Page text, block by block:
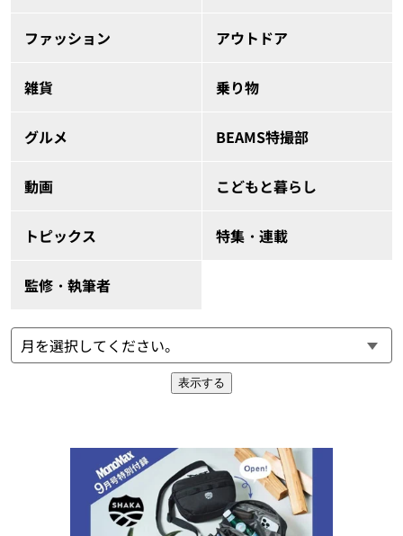
ファッション アウトドア
雑貨 乗り物
グルメ BEAMS特撮部
動画 こどもと暮らし
トピックス 特集・連載
監修・執筆者
表示する